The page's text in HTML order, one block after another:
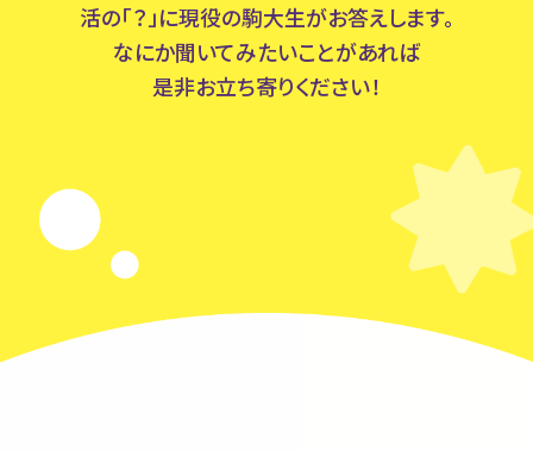
活の「？」に現役の駒大生がお答えします。
なにか聞いてみたいことがあれば
是非お立ち寄りください！